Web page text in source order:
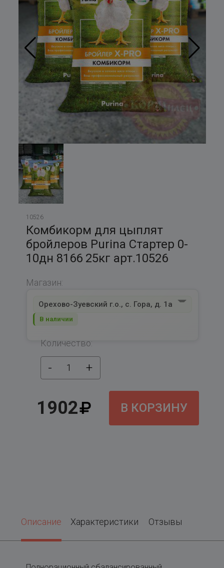
10526
Комбикорм для цыплят
бройлеров Purina Стартер 0-
10дн 8166 25кг арт.10526
Магазин:
Орехово-Зуевский г.о., с. Гора, д. 1а
В наличии
Количество:
- 1 +
1902 В КОРЗИНУ
Описание Характеристики Отзывы